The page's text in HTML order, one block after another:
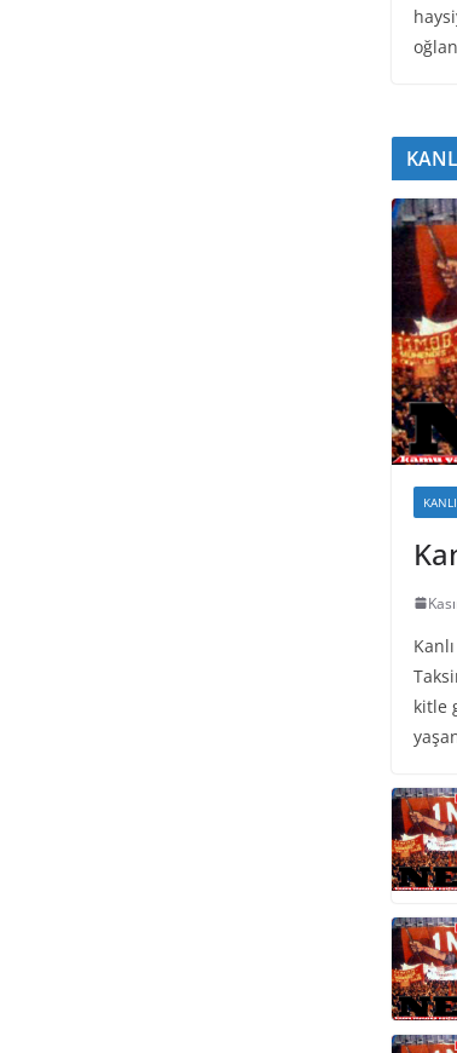
kitle